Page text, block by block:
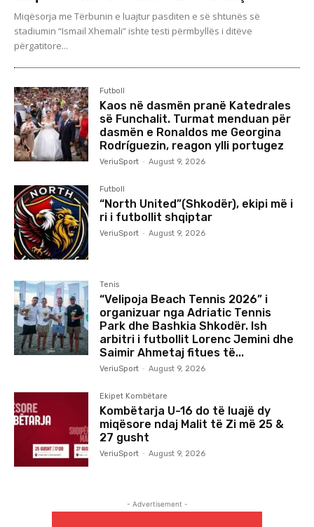
Miqësorja me Tërbunin e luajtur pasditen e së shtunës së
stadiumin “Ismail Xhemali” ishte testi përmbyllës i ditëve
përgatitore...
Futboll
Kaos në dasmën pranë Katedrales
së Funchalit. Turmat menduan për
dasmën e Ronaldos me Georgina
Rodríguezin, reagon ylli portugez
VeriuSport - August 9, 2026
Futboll
“North United”(Shkodër), ekipi më i
ri i futbollit shqiptar
VeriuSport - August 9, 2026
Tenis
“Velipoja Beach Tennis 2026” i
organizuar nga Adriatic Tennis
Park dhe Bashkia Shkodër. Ish
arbitri i futbollit Lorenc Jemini dhe
Saimir Ahmetaj fitues të...
VeriuSport - August 9, 2026
Ekipet Kombëtare
Kombëtarja U-16 do të luajë dy
miqësore ndaj Malit të Zi më 25 &
27 gusht
VeriuSport - August 9, 2026
- Advertisement -